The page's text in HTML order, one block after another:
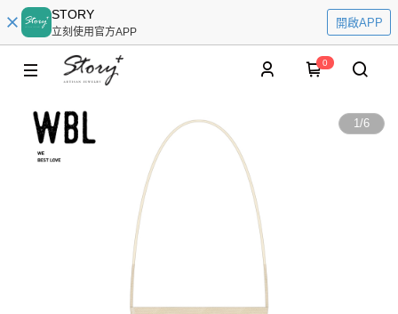
STORY
立刻使用官方APP
開啟APP
0
1/6